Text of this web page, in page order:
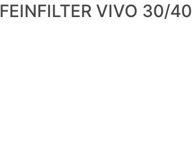
FEINFILTER VIVO 30/40